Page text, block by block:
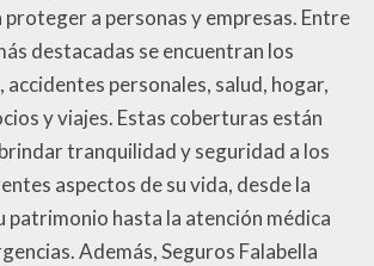
a personas y empresas. Entre
destacadas se encuentran los
accidentes personales, salud, hogar,
y viajes. Estas coberturas están
tranquilidad y seguridad a los
aspectos de su vida, desde la
patrimonio hasta la atención médica
Además, Seguros Falabella